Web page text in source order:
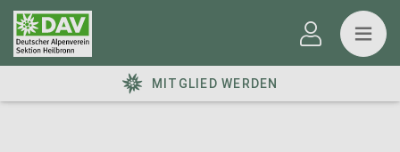
MITGLIED WERDEN